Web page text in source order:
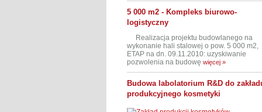
5 000 m2 - Kompleks biurowo-
logistyczny
Realizacja projektu budowlanego na
wykonanie hali stalowej o pow. 5 000 m2,
ETAP na dn. 09.11.2010: uzyskiwanie
pozwolenia na budowę więcej »
Budowa labolatorium R&D do
produkcyjnego kosmetyki